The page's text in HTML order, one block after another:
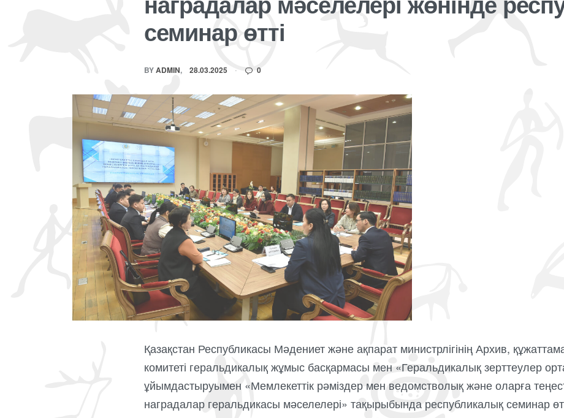
семинар өтті
BYADMIN 28.03.2025 0
Қазақстан Республикасы Мәдениет және ақпарат министрлігінің Архив, құжаттама
комитеті геральдикалық жұмыс басқармасы мен «Геральдикалық зерттеулер
ұйымдастыруымен «Мемлекеттік рәміздер мен ведомстволық және оларға
наградалар геральдикасы мәселелері» тақырыбында республикалық семинар